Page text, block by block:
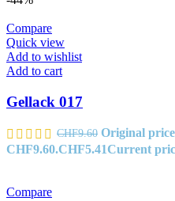
Compare
Quick view
Add to wishlist
Add to cart
Gellack 017
CHF9.60 Original
CHF9.60.CHF5.41Current
Compare